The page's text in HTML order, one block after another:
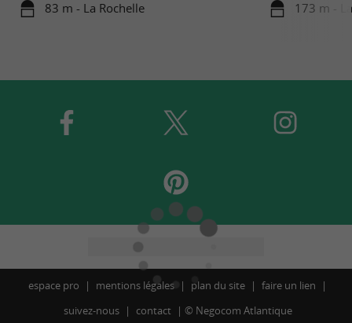
83 m - La Rochelle 173 m -
espace pro mentions légales plan du site
faire un lien
suivez-nous
contact © Negocom Atlantique